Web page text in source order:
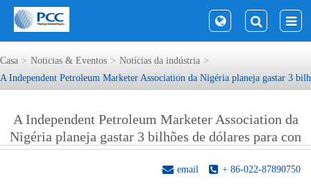
Casa Noticias & Eventos
Notícias da indústria
A Independent Petroleum Marketer Association da Nigéria planeja gastar 3
A Independent Petroleum Marketer Association da
Nigéria planeja gastar 3 bilhões de dólares para con
+ 86-022-87890750
email